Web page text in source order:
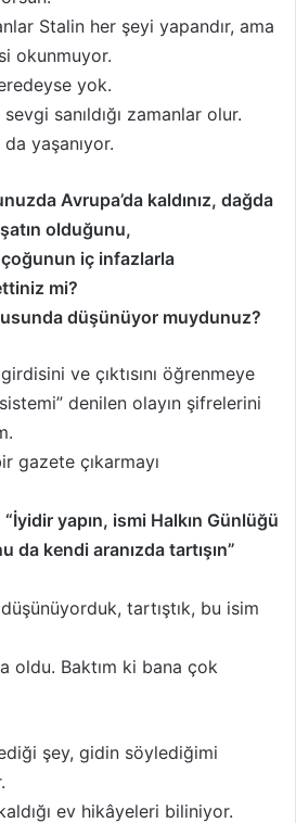
Stalin her şeyi yapandır, ama
okunmuyor.
yok.
sanıldığı zamanlar olur.
yaşanıyor.
Avrupa’da kaldınız, dağda
olduğunu,
çoğunun iç infazlarla
mi?
düşünüyor muydunuz?
ve çıktısını öğrenmeye
denilen olayın şifrelerini
gazete çıkarmayı
“İyidir yapın, ismi Halkın Günlüğü
da kendi aranızda tartışın”
tartıştık, bu isim
oldu. Baktım ki bana çok
şey, gidin söylediğimi
ev hikâyeleri biliniyor.